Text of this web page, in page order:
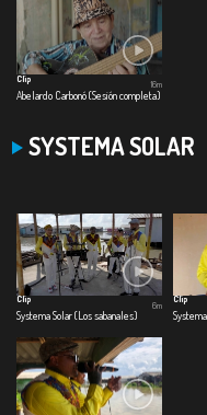
Clip
Abelardo Carbonó (Sesión completa)
16m
SYSTEMA SOLAR
Clip
Systema Solar (Los sabanales)
6m
Clip